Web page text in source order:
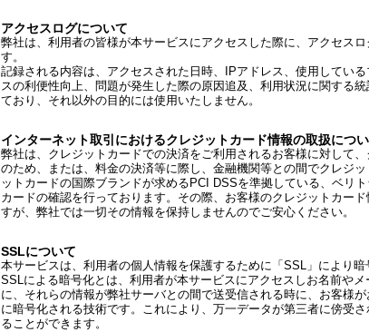
アクセスログについて
弊社は、利用者の皆様が本サービスにアクセスした際に、アクセス
す。
記録される内容は、アクセスされた日時、IPアドレス、使用してい
スの利便性向上、問題が発生した際の原因追及、利用状況に関する
ており、それ以外の目的には使用いたしません。
インターネット取引におけるクレジットカード情報の取扱につ
弊社は、クレジットカードでの決済をご利用されるお客様に対して
のため、または、料金の決済等に際し、金融機関等との間でクレジ
ットカードの国際ブランドが求めるPCI DSSを準拠している、ベリ
カードの確認を行っております。その際、お客様のクレジットカー
すが、弊社では一切その情報を保持しませんのでご安心ください。
SSLについて
本サービスは、利用者の個人情報を保護するために「SSL」により暗
SSLによる暗号化とは、利用者が本サービスにアクセスしお名前や
に、それらの情報が弊社サーバとの間で送受信される時に、お客様
に暗号化される技術です。これにより、万一データが第三者に傍受
ることができます。